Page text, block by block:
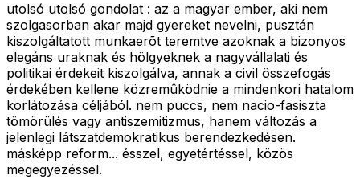
utolsó utolsó gondolat : az a magyar ember, aki nem
szolgasorban akar majd gyereket nevelni, pusztán
kiszolgáltatott munkaerõt teremtve azoknak a bizonyos
elegáns uraknak és hölgyeknek a nagyvállalati és
politikai érdekeit kiszolgálva, annak a civil összefogás
érdekében kellene közremûködnie a mindenkori hatalom
korlátozása céljából. nem puccs, nem nacio-fasiszta
tömörülés vagy antiszemitizmus, hanem változás a
jelenlegi látszatdemokratikus berendezkedésen.
másképp reform... ésszel, egyetértéssel, közös
megegyezéssel.